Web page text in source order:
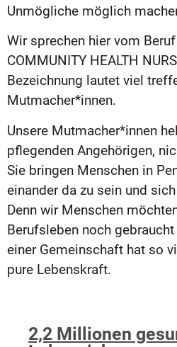
Unmögliche möglich
Wir sprechen hier vom
COMMUNITY HEALTH
Bezeichnung lautet viel
Mutmacher*innen.
Unsere Mutmacher*innen
pflegenden Angehörigen,
Sie bringen Menschen in
einander da zu sein und
Denn wir Menschen
Berufsleben noch
einer Gemeinschaft hat so
pure Lebenskraft.
2,2 Millionen